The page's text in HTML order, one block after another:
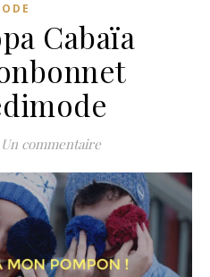
Cabaïa
Un commentaire